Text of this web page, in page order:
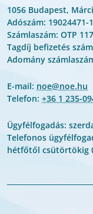
1056 Budapest,
Adószám: 19024471-
Számlaszám: OTP
Tagdíj befizetés
Adomány
E-mail: noe@noe.hu
Telefon: +36 1 235-
Ügyfélfogadás:
Telefonos
hétfőtől csütörtökig